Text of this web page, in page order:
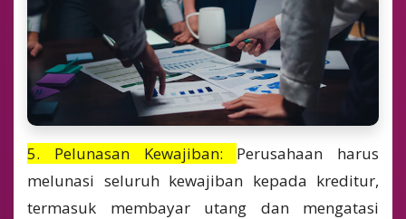
5. Pelunasan Kewajiban: Perusahaan harus
melunasi seluruh kewajiban kepada kreditur,
termasuk membayar utang dan mengatasi